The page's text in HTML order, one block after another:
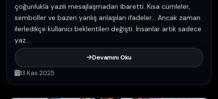
çoğunlukla yazılı mesajlaşmadan ibaretti. Kısa cümleler,
semboller ve bazen yanlış anlaşılan ifadeler… Ancak zaman
ilerledikçe kullanıcı beklentileri değişti. İnsanlar artık sadece
yaz...
Devamını Oku
13 Kas 2025